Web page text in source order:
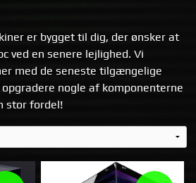
er bygget til dig, der ønsker at
ved en senere lejlighed. Vi
med de seneste tilgængelige
nogle af komponenterne
stor fordel!